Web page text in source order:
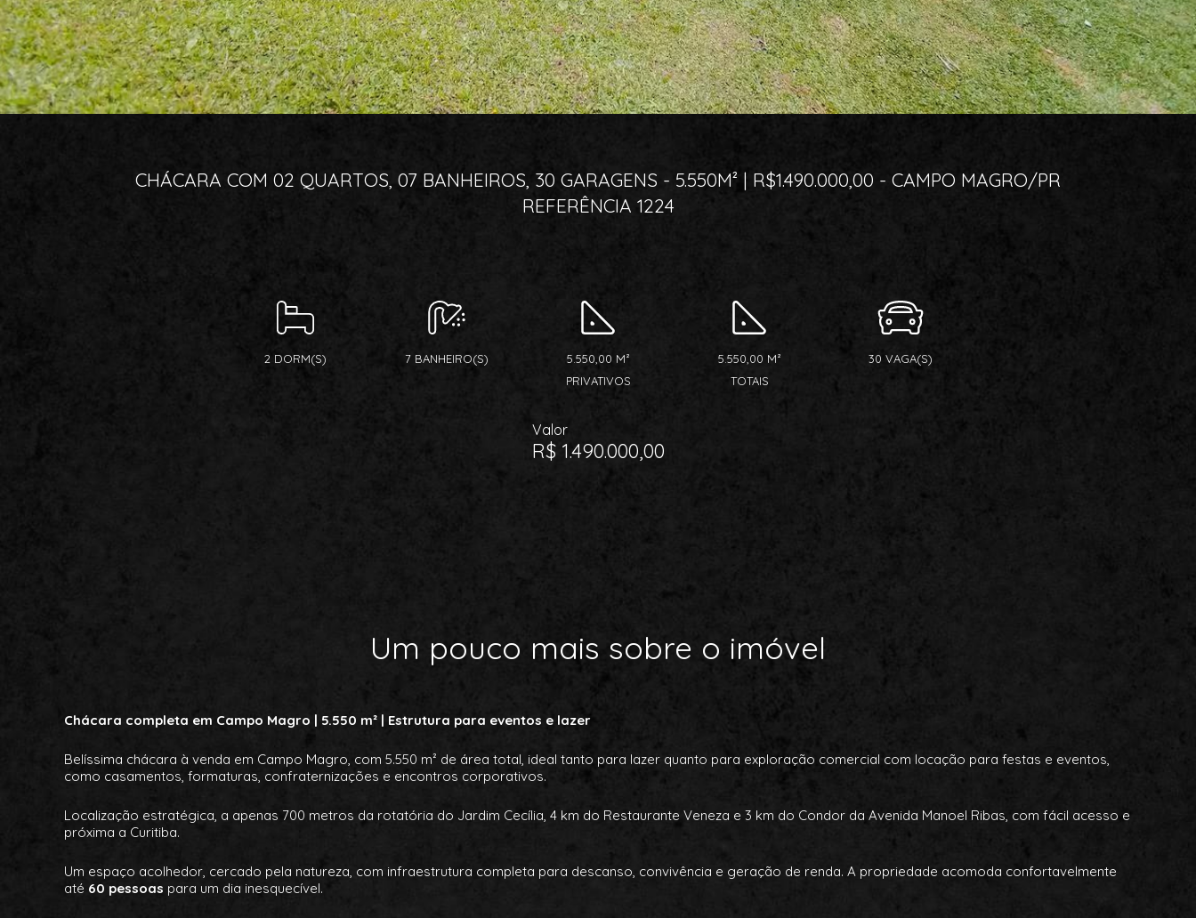
CHÁCARA COM 02 QUARTOS, 07 BANHEIROS, 30 GARAGENS - 5.550M² | R$1.490.000,00 - CAMPO MAGRO/PR
REFERÊNCIA 1224
2 DORM(S) 7 BANHEIRO(S)
5.550,00 M²
PRIVATIVOS
5.550,00 M²
TOTAIS
30 VAGA(S)
Valor
R$ 1.490.000,00
Um pouco mais sobre o imóvel
Chácara completa em Campo Magro | 5.550 m² | Estrutura para eventos e lazer
Belíssima chácara à venda em Campo Magro, com 5.550 m² de área total, ideal tanto para lazer quanto para exploração comercial com locação para festas e eventos,
como casamentos, formaturas, confraternizações e encontros corporativos.
Localização estratégica, a apenas 700 metros da rotatória do Jardim Cecília, 4 km do Restaurante Veneza e 3 km do Condor da Avenida Manoel Ribas, com fácil acesso e
próxima a Curitiba.
Um espaço acolhedor, cercado pela natureza, com infraestrutura completa para descanso, convivência e geração de renda. A propriedade acomoda confortavelmente
até 60 pessoas para um dia inesquecível.